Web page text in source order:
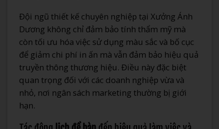
Đội ngũ thiết kế chuyên nghiệp tại Xưởng Ánh
Dương không chỉ đảm bảo tính thẩm mỹ mà
còn tối ưu hóa việc sử dụng màu sắc và bố cục
để giảm chi phí in ấn mà vẫn đảm bảo hiệu quả
truyền thông thương hiệu. Điều này đặc biệt
quan trọng đối với các doanh nghiệp vừa và
nhỏ, nơi ngân sách marketing thường bị giới
hạn.